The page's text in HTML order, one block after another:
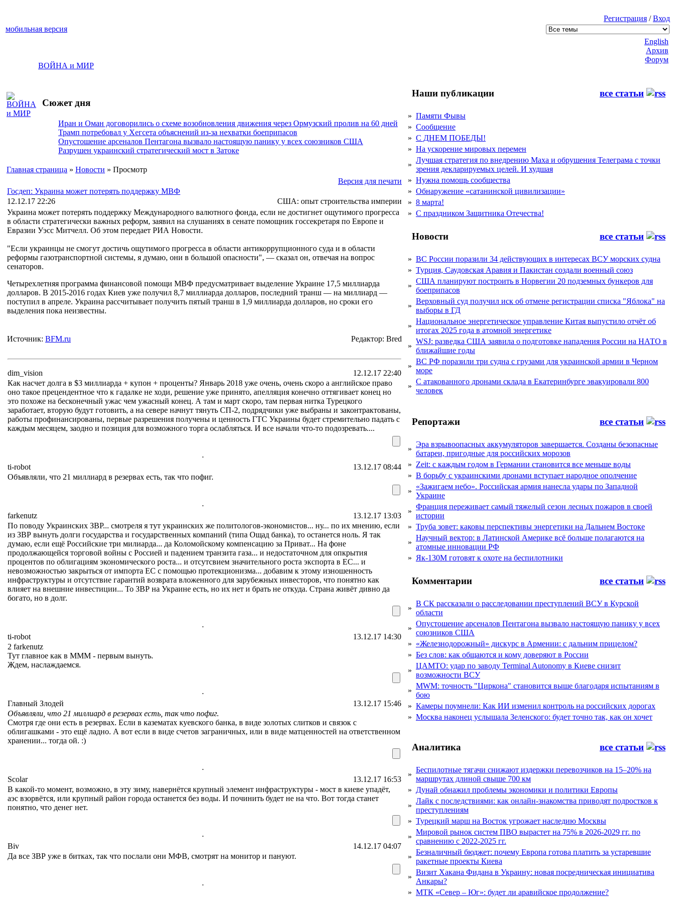
Регистрация /Вход
мобильная версия
ВОЙНА и МИР
Сюжет дня
Иран и Оман договорились о схеме возобновления движения через Ормузский пролив на 60 дней
Трамп потребовал у Хегсета объяснений из-за нехватки боеприпасов
Опустошение арсеналов Пентагона вызвало настоящую панику у всех союзников США
Разрушен украинский стратегический мост в Затоке
Главная страница » Новости » Просмотр
Версия для печати
Госдеп: Украина может потерять поддержку МВФ
12.12.17 22:26
США: опыт строительства империи
Украина может потерять поддержку Международного валютного фонда, если не достигнет ощутимого прогресса
в области стратегически важных реформ, заявил на слушаниях в сенате помощник госсекретаря по Европе и
Евразии Уэсс Митчелл. Об этом передает РИА Новости.
"Если украинцы не смогут достичь ощутимого прогресса в области антикоррупционного суда и в области
реформы газотранспортной системы, я думаю, они в большой опасности", — сказал он, отвечая на вопрос
сенаторов.
Четырехлетняя программа финансовой помощи МВФ предусматривает выделение Украине 17,5 миллиарда
долларов. В 2015-2016 годах Киев уже получил 8,7 миллиарда долларов, последний транш — на миллиард —
поступил в апреле. Украина рассчитывает получить пятый транш в 1,9 миллиарда долларов, но сроки его
выделения пока неизвестны.
Источник: BFM.ru Редактор: Bred
dim_vision
12.12.17 22:40
Как насчет долга в $3 миллиарда + купон + проценты? Январь 2018 уже очень, очень скоро а английское право
оно такое прецендентное что к гадалке не ходи, решение уже принято, апелляция конечно оттягивает конец но
это похоже на бесконечный ужас чем ужасный конец. А там и март скоро, там первая нитка Турецкого
заработает, вторую будут готовить, а на севере начнут тянуть СП-2, подрядчики уже выбраны и законтрактованы,
работы профинансированы, первые разрешения получены и ценность ГТС Украины будет стремительно падать с
каждым месяцем, заодно и позиция для возможного торга ослабляться. И все начали что-то подозревать....
.
ti-robot
13.12.17 08:44
Объявляли, что 21 миллиард в резервах есть, так что пофиг.
.
farkenutz
13.12.17 13:03
По поводу Украинских ЗВР... смотреля я тут украинских же политологов-экономистов... ну... по их мнению, если
из ЗВР вынуть долги государства и государственных компаний (типа Ощад банка), то останется ноль. Я так
думаю, если ещё Российские три милиарда... да Коломойскому компенсацию за Приват... На фоне
продолжающейся торговой войны с Россией и падением транзита газа... и недостаточном для опкрытия
процентов по облигациям экономического роста... и отсутсвием значительного роста экспорта в ЕС... и
невозможностью закрыться от импорта ЕС с помощью протекционизма... добавим к этому изношенность
инфраструктуры и отсутствие гарантий возврата вложенного для зарубежных инвесторов, что понятно как
влияет на внешние инвестиции... То ЗВР на Украине есть, но их нет и брать не откуда. Страна живёт дивно да
богато, но в долг.
.
ti-robot
13.12.17 14:30
2 farkenutz
Тут главное как в МММ - первым вынуть.
Ждем, наслаждаемся.
.
Главный Злодей
13.12.17 15:46
Объявляли, что 21 миллиард в резервах есть, так что пофиг.
Смотря где они есть в резервах. Если в казематах куевского банка, в виде золотых слитков и связок с
облигашками - это ещё ладно. А вот если в виде счетов заграничных, или в виде матценностей на ответственном
хранении... тогда ой. :)
.
Scolar
13.12.17 16:53
В какой-то момент, возможно, в эту зиму, навернётся крупный элемент инфраструктуры - мост в киеве упадёт,
аэс взорвётся, или крупный район города останется без воды. И починить будет не на что. Вот тогда станет
понятно, что денег нет.
.
Biv
14.12.17 04:07
Да все ЗВР уже в битках, так что послали они МФВ, смотрят на монитор и пануют.
.
English
Архив
Форум
Наши публикации все статьи
» Памяти Фывы
» Сообщение
» С ДНЕМ ПОБЕДЫ!
» На ускорение мировых перемен
»
Лучшая стратегия по внедрению Маха и обрушения Телеграма с точки
зрения декларируемых целей. И худшая
» Нужна помощь сообщества
» Обнаружение «сатанинской цивилизации»
» 8 марта!
» С праздником Защитника Отечества!
Новости все статьи
» ВС России поразили 34 действующих в интересах ВСУ морских судна
» Турция, Саудовская Аравия и Пакистан создали военный союз
»
США планируют построить в Норвегии 20 подземных бункеров для
боеприпасов
»
Верховный суд получил иск об отмене регистрации списка "Яблока" на
выборы в ГД
»
Национальное энергетическое управление Китая выпустило отчёт об
итогах 2025 года в атомной энергетике
»
WSJ: разведка США заявила о подготовке нападения России на НАТО в
ближайшие годы
»
ВС РФ поразили три судна с грузами для украинской армии в Черном
море
»
С атакованного дронами склада в Екатеринбурге эвакуировали 800
человек
Репортажи все статьи
»
Эра взрывоопасных аккумуляторов завершается. Созданы безопасные
батареи, пригодные для российских морозов
» Zeit: с каждым годом в Германии становится все меньше воды
» В борьбу с украинскими дронами вступает народное ополчение
»
«Зажигаем небо». Российская армия нанесла удары по Западной
Украине
»
Франция переживает самый тяжелый сезон лесных пожаров в своей
истории
» Труба зовет: каковы перспективы энергетики на Дальнем Востоке
»
Научный вектор: в Латинской Америке всё больше полагаются на
атомные инновации РФ
» Як-130М готовят к охоте на беспилотники
Комментарии все статьи
»
В СК рассказали о расследовании преступлений ВСУ в Курской
области
»
Опустошение арсеналов Пентагона вызвало настоящую панику у всех
союзников США
» «Железнодорожный» дискурс в Армении: с дальним прицелом?
» Без слов: как общаются и кому доверяют в России
»
ЦАМТО: удар по заводу Terminal Autonomy в Киеве снизит
возможности ВСУ
»
MWM: точность "Циркона" становится выше благодаря испытаниям в
бою
» Камеры поумнели: Как ИИ изменил контроль на российских дорогах
» Москва наконец услышала Зеленского: будет точно так, как он хочет
Аналитика все статьи
»
Беспилотные тягачи снижают издержки перевозчиков на 15–20% на
маршрутах длиной свыше 700 км
» Дунай обнажил проблемы экономики и политики Европы
»
Лайк с последствиями: как онлайн-знакомства приводят подростков к
преступлениям
» Турецкий марш на Восток угрожает наследию Москвы
»
Мировой рынок систем ПВО вырастет на 75% в 2026-2029 гг. по
сравнению с 2022-2025 гг.
»
Безналичный бюджет: почему Европа готова платить за устаревшие
ракетные проекты Киева
»
Визит Хакана Фидана в Украину: новая посредническая инициатива
Анкары?
» МТК «Север – Юг»: будет ли аравийское продолжение?